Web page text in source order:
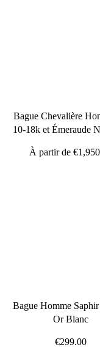
Bague Chevalière
10-18k et Émeraude
À partir de
Bague Homme
Or Blanc
€299.00